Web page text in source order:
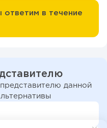
ответим в течение
данной